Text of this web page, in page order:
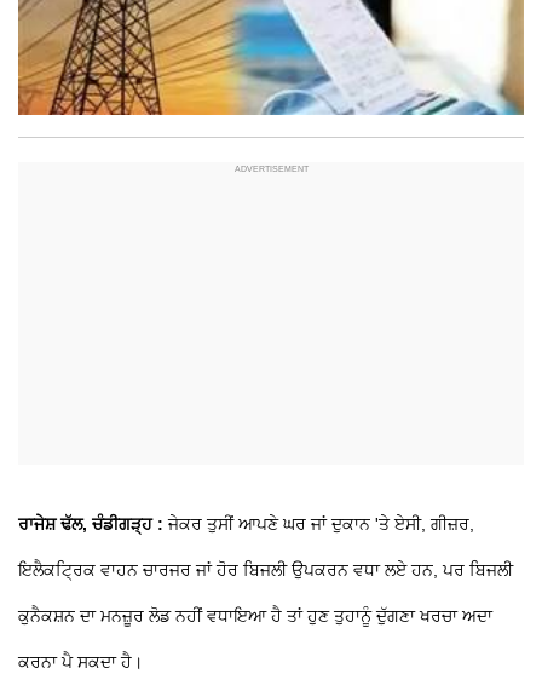
ਰਾਜੇਸ਼ ਢੱਲ, ਚੰਡੀਗੜ੍ਹ : ਜੇਕਰ ਤੁਸੀਂ ਆਪਣੇ ਘਰ ਜਾਂ ਦੁਕਾਨ 'ਤੇ ਏਸੀ, ਗੀਜ਼ਰ,
ਇਲੈਕਟ੍ਰਿਕ ਵਾਹਨ ਚਾਰਜਰ ਜਾਂ ਹੋਰ ਬਿਜਲੀ ਉਪਕਰਨ ਵਧਾ ਲਏ ਹਨ, ਪਰ ਬਿਜਲੀ
ਕੁਨੈਕਸ਼ਨ ਦਾ ਮਨਜ਼ੂਰ ਲੋਡ ਨਹੀਂ ਵਧਾਇਆ ਹੈ ਤਾਂ ਹੁਣ ਤੁਹਾਨੂੰ ਦੁੱਗਣਾ ਖਰਚਾ ਅਦਾ
ਕਰਨਾ ਪੈ ਸਕਦਾ ਹੈ।